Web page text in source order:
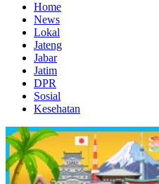
Home
News
Lokal
Jateng
Jabar
Jatim
DPR
Sosial
Kesehatan